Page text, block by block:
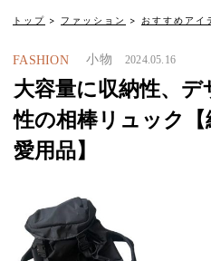
トップ ファッション おすすめアイ
FASHION 小物 2024.05.16
大容量に収納性、デ
性の相棒リュック
愛用品】